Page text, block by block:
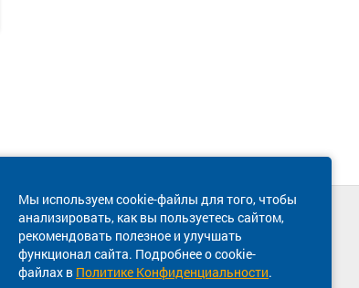
Мы используем cookie-файлы для того, чтобы
анализировать, как вы пользуетесь сайтом,
рекомендовать полезное и улучшать
функционал сайта. Подробнее о cookie-
файлах в Политике Конфиденциальности.
Техническая поддержка сайта
8 800 600-03-38